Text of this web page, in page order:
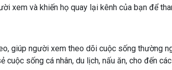
xem và khiến họ quay lại kênh của bạn để
giúp người xem theo dõi cuộc sống thường
cuộc sống cá nhân, du lịch, nấu ăn, cho đến